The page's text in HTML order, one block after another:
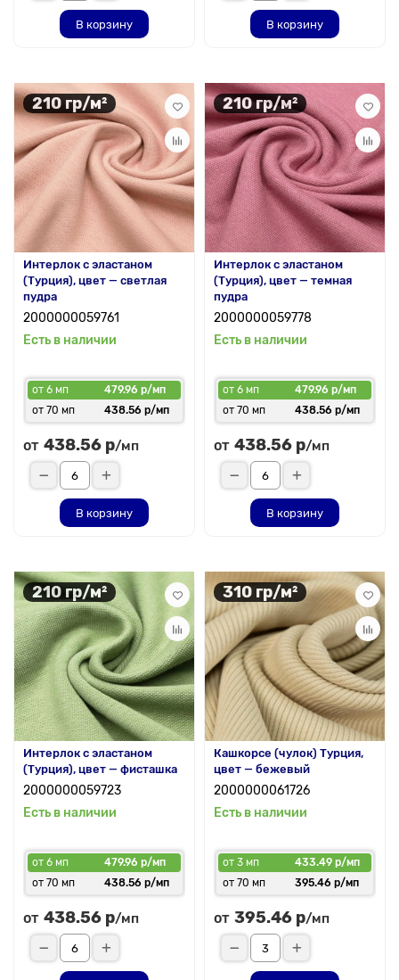
В корзину В корзину
210 гр/м²
Интерлок с эластаном
(Турция), цвет — светлая
пудра
2000000059761
Есть в наличии
от 6 мп
479.96 р/мп
от 70 мп
438.56 р/мп
от 438.56 р/мп
В корзину
210 гр/м²
Интерлок с эластаном
(Турция), цвет — темная
пудра
2000000059778
Есть в наличии
от 6 мп
479.96 р/мп
от 70 мп
438.56 р/мп
от 438.56 р/мп
В корзину
210 гр/м²
Интерлок с эластаном
(Турция), цвет — фисташка
2000000059723
Есть в наличии
от 6 мп
479.96 р/мп
от 70 мп
438.56 р/мп
от 438.56 р/мп
310 гр/м²
Кашкорсе (чулок) Турция,
цвет — бежевый
2000000061726
Есть в наличии
от 3 мп
433.49 р/мп
от 70 мп
395.46 р/мп
от 395.46 р/мп